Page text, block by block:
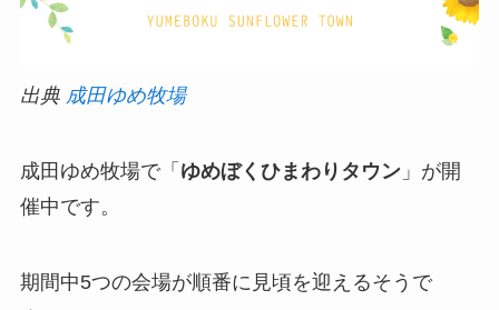
出典 成田ゆめ牧場
成田ゆめ牧場で「 ゆめぼくひまわりタウン」が開
催中です。
期間中5つの会場が順番に見頃を迎えるそうで